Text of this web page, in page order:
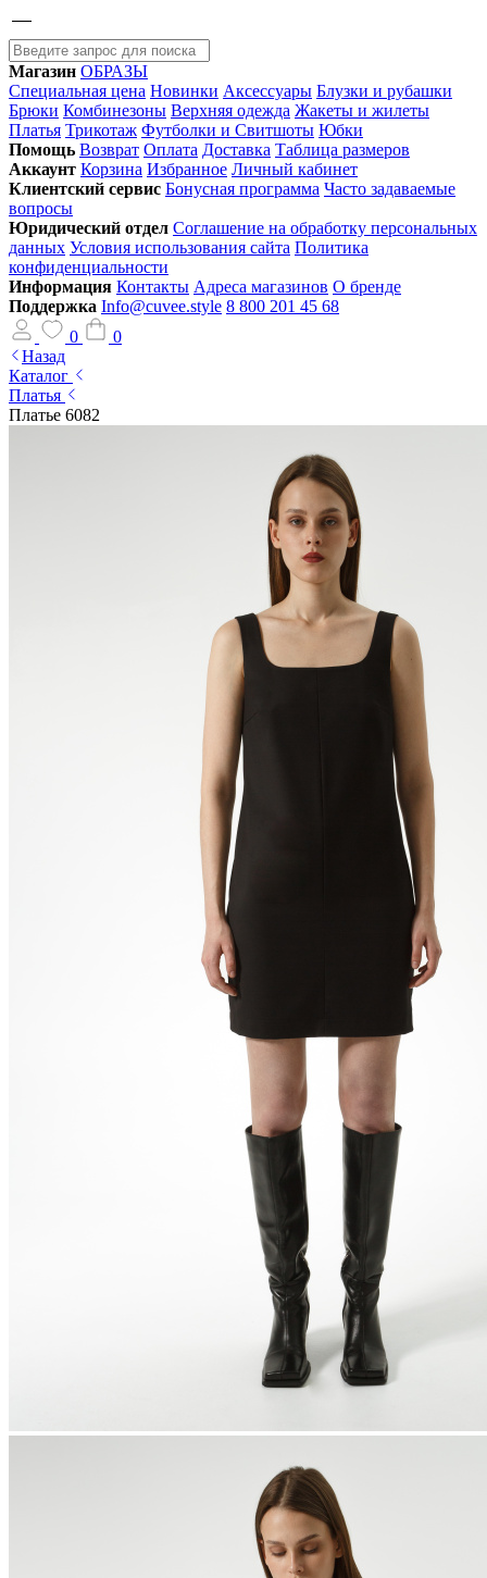
Магазин ОБРАЗЫ
Специальная цена Новинки Аксессуары Блузки и рубашки
Брюки Комбинезоны Верхняя одежда Жакеты и жилеты
Платья Трикотаж Футболки и Свитшоты Юбки
Помощь Возврат Оплата Доставка Таблица размеров
Аккаунт Корзина Избранное Личный кабинет
Клиентский сервис Бонусная программа Часто задаваемые
вопросы
Юридический отдел Соглашение на обработку персональных
данных Условия использования сайта Политика
конфиденциальности
Информация Контакты Адреса магазинов О бренде
Поддержка Info@cuvee.style 8 800 201 45 68
0
0
Назад
Каталог
Платья
Платье 6082